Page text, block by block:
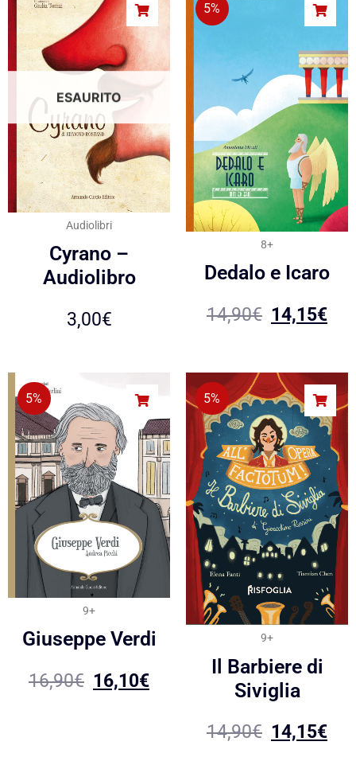
ESAURITO
Audiolibri
Cyrano –
Audiolibro
3,00€
5%
8+
Dedalo e Icaro
14,90€ 14,15€
5%
9+
Giuseppe Verdi
16,90€ 16,10€
5%
9+
Il Barbiere di
Siviglia
14,90€ 14,15€